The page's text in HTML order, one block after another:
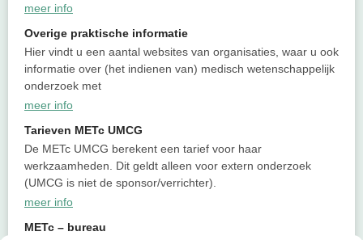
meer info
Overige praktische informatie
Hier vindt u een aantal websites van organisaties, waar u ook
informatie over (het indienen van) medisch wetenschappelijk
onderzoek met
meer info
Tarieven METc UMCG
De METc UMCG berekent een tarief voor haar
werkzaamheden. Dit geldt alleen voor extern onderzoek
(UMCG is niet de sponsor/verrichter).
meer info
METc – bureau